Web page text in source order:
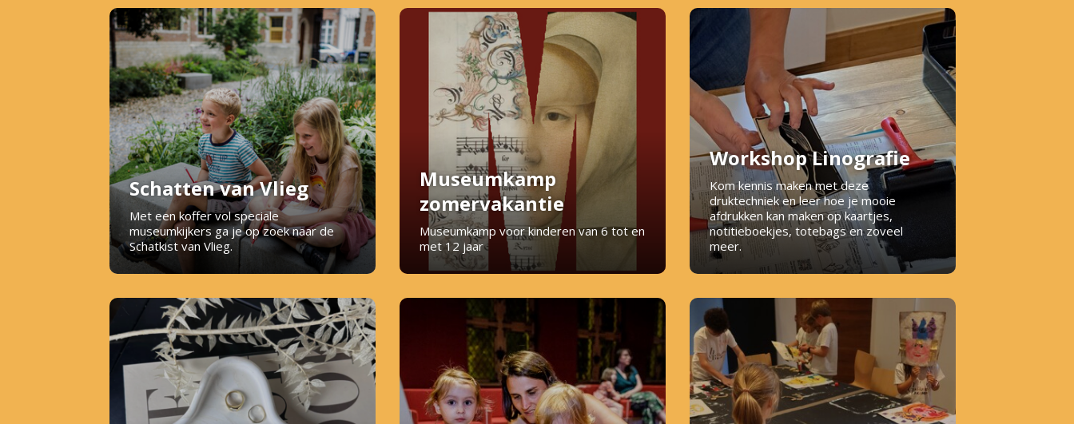
Schatten van Vlieg
Met een koffer vol speciale
museumkijkers ga je op zoek naar de
Schatkist van Vlieg.
Museumkamp
zomervakantie
Museumkamp voor kinderen van 6 tot en
met 12 jaar
Workshop Linografie
Kom kennis maken met deze
druktechniek en leer hoe je mooie
afdrukken kan maken op kaartjes,
notitieboekjes, totebags en zoveel
meer.